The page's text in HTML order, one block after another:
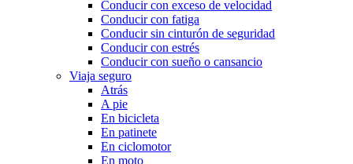
Conducir con exceso de velocidad
Conducir con fatiga
Conducir sin cinturón de seguridad
Conducir con estrés
Conducir con sueño o cansancio
Viaja seguro
Atrás
A pie
En bicicleta
En patinete
En ciclomotor
En moto